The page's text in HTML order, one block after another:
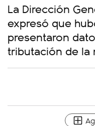
La Dirección
expresó que
presentaron
tributación de la